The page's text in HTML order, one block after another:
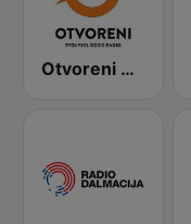
Otvoreni Radio